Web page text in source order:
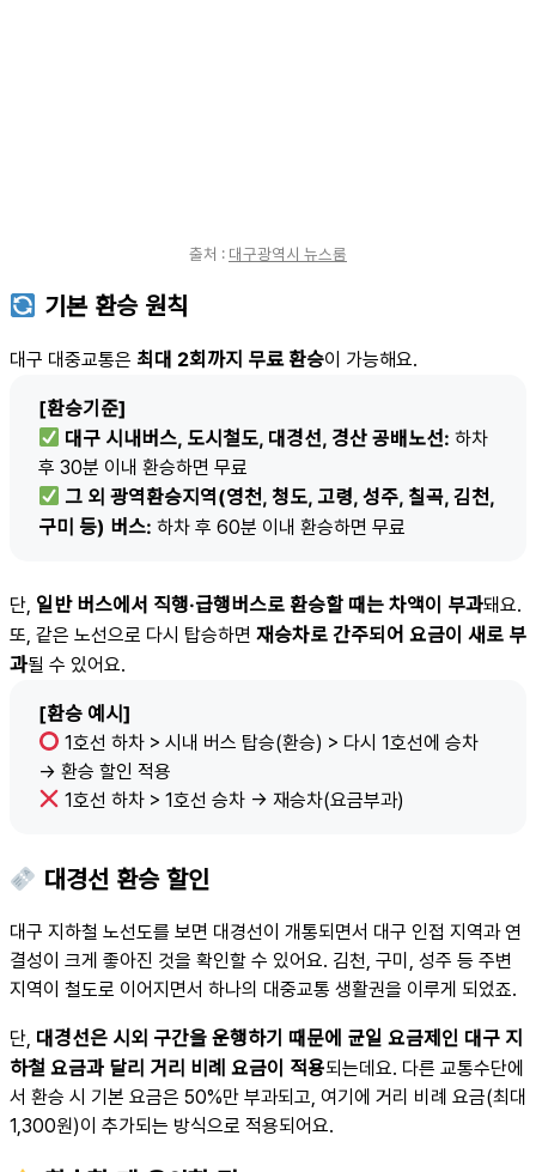
출처 : 대구광역시 뉴스룸
기본 환승 원칙
대구 대중교통은 최대 2회까지 무료 환승이 가능해요.
[환승기준]
대구 시내버스, 도시철도, 대경선, 경산 공배노선: 하차
후 30분 이내 환승하면 무료
그 외 광역환승지역(영천, 청도, 고령, 성주, 칠곡, 김천,
구미 등) 버스: 하차 후 60분 이내 환승하면 무료
단, 일반 버스에서 직행·급행버스로 환승할 때는 차액이 부과돼요.
또, 같은 노선으로 다시 탑승하면 재승차로 간주되어 요금이 새로 부
과될 수 있어요.
[환승 예시]
1호선 하차 > 시내 버스 탑승(환승) > 다시 1호선에 승차
→ 환승 할인 적용
1호선 하차 > 1호선 승차 → 재승차(요금부과)
대경선 환승 할인
대구 지하철 노선도를 보면 대경선이 개통되면서 대구 인접 지역과 연
결성이 크게 좋아진 것을 확인할 수 있어요. 김천, 구미, 성주 등 주변
지역이 철도로 이어지면서 하나의 대중교통 생활권을 이루게 되었죠.
단, 대경선은 시외 구간을 운행하기 때문에 균일 요금제인 대구 지
하철 요금과 달리 거리 비례 요금이 적용되는데요. 다른 교통수단에
서 환승 시 기본 요금은 50%만 부과되고, 여기에 거리 비례 요금(최대
1,300원)이 추가되는 방식으로 적용되어요.